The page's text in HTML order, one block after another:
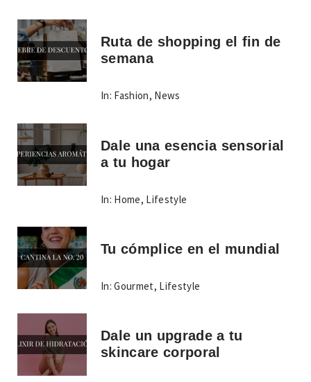
Ruta de shopping el fin de
semana
In: Fashion, News
Dale una esencia sensorial
a tu hogar
In: Home, Lifestyle
Tu cómplice en el mundial
In: Gourmet, Lifestyle
Dale un upgrade a tu
skincare corporal